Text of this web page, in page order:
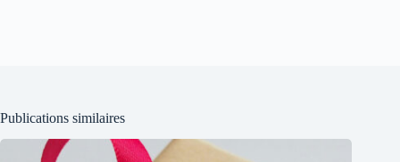
Publications similaires